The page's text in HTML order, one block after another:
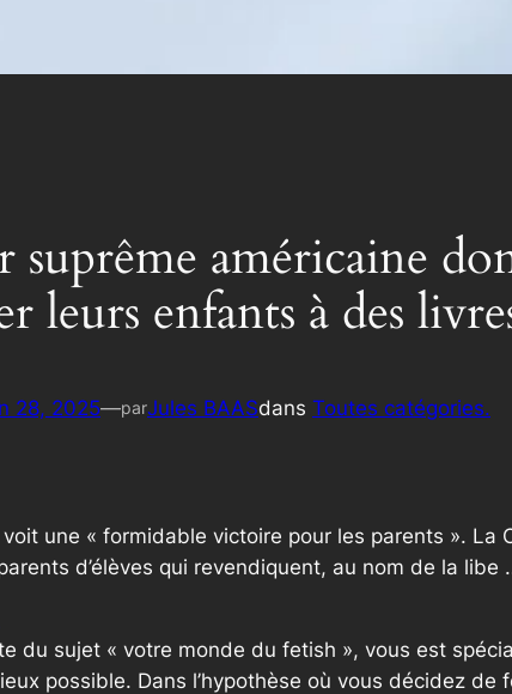
américaine
leurs enfants à des
28, 2025—parJules BAASdans Toutes catégories.
une « formidable victoire pour les parents ».
d’élèves qui revendiquent, au nom de la libe
du sujet « votre monde du fetish », vous est
possible. Dans l’hypothèse où vous décidez